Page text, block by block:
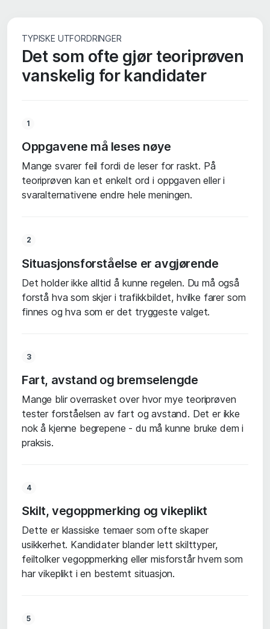
TYPISKE UTFORDRINGER
Det som ofte gjør teoriprøven
vanskelig for kandidater
1
Oppgavene må leses nøye
Mange svarer feil fordi de leser for raskt. På
teoriprøven kan et enkelt ord i oppgaven eller i
svaralternativene endre hele meningen.
2
Situasjonsforståelse er avgjørende
Det holder ikke alltid å kunne regelen. Du må også
forstå hva som skjer i trafikkbildet, hvilke farer som
finnes og hva som er det tryggeste valget.
3
Fart, avstand og bremselengde
Mange blir overrasket over hvor mye teoriprøven
tester forståelsen av fart og avstand. Det er ikke
nok å kjenne begrepene - du må kunne bruke dem i
praksis.
4
Skilt, vegoppmerking og vikeplikt
Dette er klassiske temaer som ofte skaper
usikkerhet. Kandidater blander lett skilttyper,
feiltolker vegoppmerking eller misforstår hvem som
har vikeplikt i en bestemt situasjon.
5